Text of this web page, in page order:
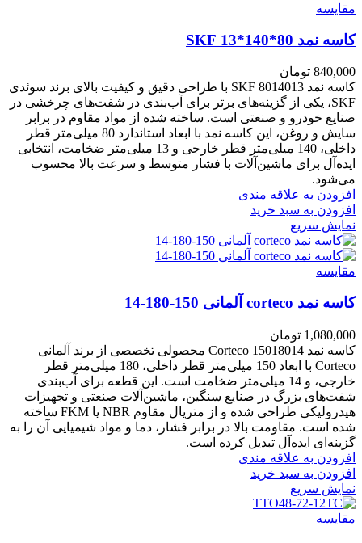
مقايسه
کاسه نمد 80*140*13 SKF
840,000 تومان
کاسه نمد 8014013 SKF با طراحی دقیق و کیفیت بالای برند سوئدی
SKF، یکی از گزینه‌های برتر برای آب‌بندی در شفت‌های چرخشی در
صنایع خودرو و صنعتی است. ساخته شده از مواد مقاوم در برابر
سایش و روغن، این کاسه نمد با ابعاد استاندارد 80 میلی‌متر قطر
داخلی، 140 میلی‌متر قطر خارجی و 13 میلی‌متر ضخامت، انتخابی
ایده‌آل برای ماشین‌آلات با فشار متوسط و سرعت بالا محسوب
می‌شود.
افزودن به علاقه مندی
افزودن به سبد خرید
نمایش سریع
مقايسه
کاسه نمد corteco آلمانی 150-180-14
1,080,000 تومان
کاسه نمد Corteco 15018014 محصولی تخصصی از برند آلمانی
Corteco با ابعاد 150 میلی‌متر قطر داخلی، 180 میلی‌متر قطر
خارجی، و 14 میلی‌متر ضخامت است. این قطعه برای آب‌بندی
شفت‌های بزرگ در صنایع سنگین، ماشین‌آلات صنعتی و تجهیزات
هیدرولیکی طراحی شده و از متریال مقاوم NBR یا FKM ساخته
شده است. مقاومت بالا در برابر فشار، دما و مواد شیمیایی آن را به
گزینه‌ای ایده‌آل تبدیل کرده است.
افزودن به علاقه مندی
افزودن به سبد خرید
نمایش سریع
مقايسه